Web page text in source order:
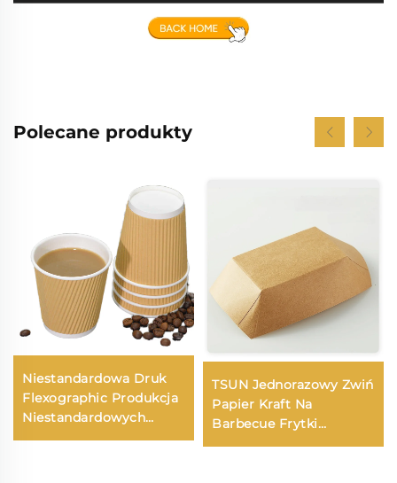
Polecane produkty
Niestandardowa Druk
Flexographic Produkcja
Niestandardowych
Jednorazowych
TSUN Jednorazowy Zwiń
Papier Kraft Na
Barbecue Frytki
Pieczone Kurczaka